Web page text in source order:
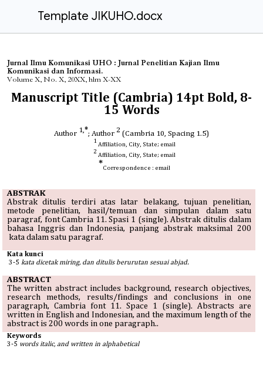
Template JIKUHO.docx
Jurnal Ilmu Komunikasi UHO : Jurnal Penelitian Kajian Ilmu
Komunikasi dan Informasi.
Volume X, No. X, 20XX, hlm X-XX
Manuscript Title (Cambria) 14pt Bold, 8-
15 Words
Author 1,*; Author 2 (Cambria 10, Spacing 1.5)
1
Affiliation, City, State; email
2
Affiliation, City, State; email
*Correspondence : email
ABSTRAK
Abstrak ditulis terdiri atas latar belakang, tujuan penelitian,
metode penelitian, hasil/temuan dan simpulan dalam satu
paragraf, font Cambria 11. Spasi 1 (single).Abstrak ditulis dalam
bahasa Inggris dan Indonesia, panjang abstrak maksimal 200
kata dalam satu paragraf.
Kata kunci
3-5 kata dicetak miring, dan ditulis berurutan sesuai abjad.
ABSTRACT
The written abstract includes background, research objectives,
research methods, results/findings and conclusions in one
paragraph, Cambria font 11. Space 1 (single). Abstracts are
written in English and Indonesian, and the maximum length of the
abstract is 200 words in one paragraph..
Keywords
3-5 words italic, and written in alphabetical